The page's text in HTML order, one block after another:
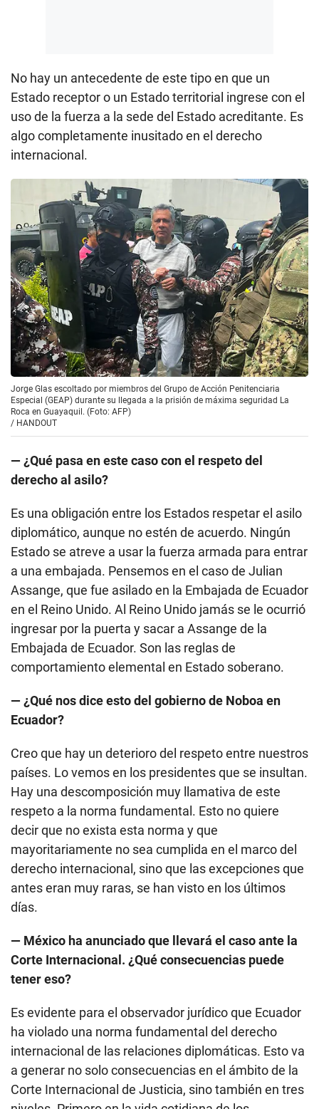
No hay un antecedente de este tipo en que un
Estado receptor o un Estado territorial ingrese con el
uso de la fuerza a la sede del Estado acreditante. Es
algo completamente inusitado en el derecho
internacional.
Jorge Glas escoltado por miembros del Grupo de Acción Penitenciaria
Especial (GEAP) durante su llegada a la prisión de máxima seguridad La
Roca en Guayaquil. (Foto: AFP)
/ HANDOUT
— ¿Qué pasa en este caso con el respeto del
derecho al asilo?
Es una obligación entre los Estados respetar el asilo
diplomático, aunque no estén de acuerdo. Ningún
Estado se atreve a usar la fuerza armada para entrar
a una embajada. Pensemos en el caso de Julian
Assange, que fue asilado en la Embajada de Ecuador
en el Reino Unido. Al Reino Unido jamás se le ocurrió
ingresar por la puerta y sacar a Assange de la
Embajada de Ecuador. Son las reglas de
comportamiento elemental en Estado soberano.
— ¿Qué nos dice esto del gobierno de Noboa en
Ecuador?
Creo que hay un deterioro del respeto entre nuestros
países. Lo vemos en los presidentes que se insultan.
Hay una descomposición muy llamativa de este
respeto a la norma fundamental. Esto no quiere
decir que no exista esta norma y que
mayoritariamente no sea cumplida en el marco del
derecho internacional, sino que las excepciones que
antes eran muy raras, se han visto en los últimos
días.
— México ha anunciado que llevará el caso ante la
Corte Internacional. ¿Qué consecuencias puede
tener eso?
Es evidente para el observador jurídico que Ecuador
ha violado una norma fundamental del derecho
internacional de las relaciones diplomáticas. Esto va
a generar no solo consecuencias en el ámbito de la
Corte Internacional de Justicia, sino también en tres